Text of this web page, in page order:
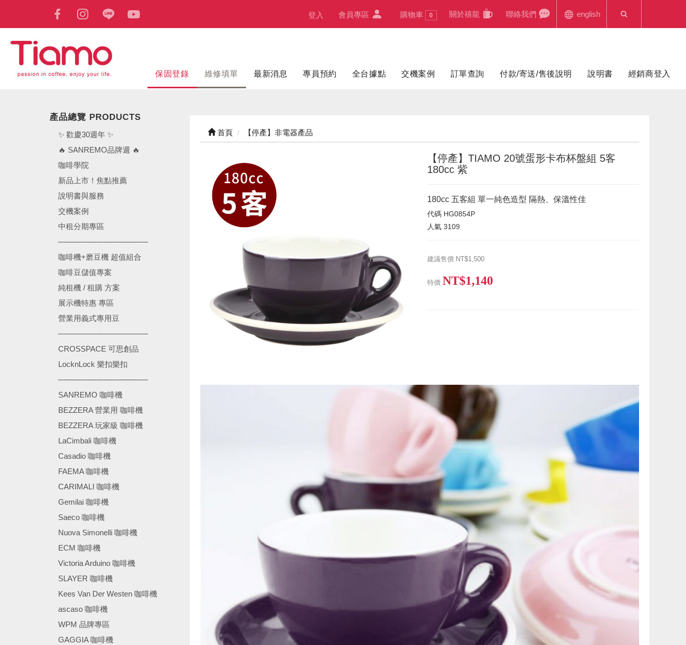
登入 會員專區 購物車 0 關於禧龍 聯絡我們 english
保固登錄 維修填單 最新消息 專員預約 全台據點 交機案例 訂單查詢 付款/寄送/售後說明 說明書 經銷商登入
產品總覽 PRODUCTS
✨ 歡慶30週年 ✨
🔥 SANREMO品牌週 🔥
咖啡學院
新品上市！焦點推薦
說明書與服務
交機案例
中租分期專區
────────────────
咖啡機+磨豆機 超值組合
咖啡豆儲值專案
純租機 / 租購 方案
展示機特惠 專區
營業用義式專用豆
────────────────
CROSSPACE 可思創品
LocknLock 樂扣樂扣
────────────────
SANREMO 咖啡機
BEZZERA 營業用 咖啡機
BEZZERA 玩家級 咖啡機
LaCimbali 咖啡機
Casadio 咖啡機
FAEMA 咖啡機
CARIMALI 咖啡機
Gemilai 咖啡機
Saeco 咖啡機
Nuova Simonelli 咖啡機
ECM 咖啡機
Victoria Arduino 咖啡機
SLAYER 咖啡機
Kees Van Der Westen 咖啡機
ascaso 咖啡機
WPM 品牌專區
GAGGIA 咖啡機
首頁 【停產】非電器產品
【停產】TIAMO 20號蛋形卡布杯盤組 5客
180cc 紫
180cc 五客組 單一純色造型 隔熱、保溫性佳
代碼 HG0854P
人氣 3109
建議售價 NT$1,500
特價 NT$1,140